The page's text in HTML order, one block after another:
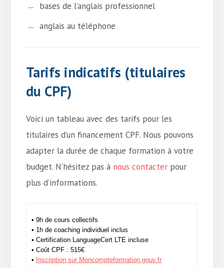
bases de l’anglais professionnel
anglais au téléphone
Tarifs indicatifs (titulaires
du CPF)
Voici un tableau avec des tarifs pour les
titulaires d’un financement CPF. Nous pouvons
adapter la durée de chaque formation à votre
budget. N’hésitez pas à nous contacter pour
plus d’informations.
• 9h de cours collectifs
• 1h de coaching individuel inclus
• Certification LanguageCert LTE incluse
• Coût CPF : 515€
•
Inscription sur Moncompteformation.gouv.fr